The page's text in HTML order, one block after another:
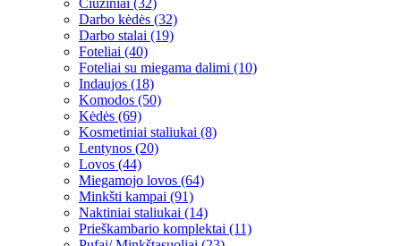
Čiužiniai (32)
Darbo kėdės (32)
Darbo stalai (19)
Foteliai (40)
Foteliai su miegama dalimi (10)
Indaujos (18)
Komodos (50)
Kėdės (69)
Kosmetiniai staliukai (8)
Lentynos (20)
Lovos (44)
Miegamojo lovos (64)
Minkšti kampai (91)
Naktiniai staliukai (14)
Prieškambario komplektai (11)